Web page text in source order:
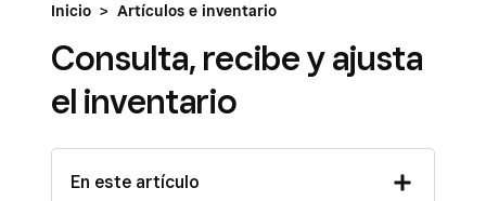
Inicio > Artículos e inventario
Consulta, recibe y ajusta
el inventario
En este artículo